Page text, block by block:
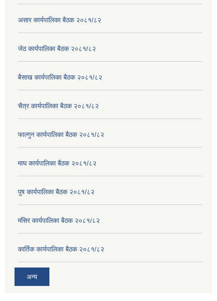
असार कार्यपालिका बैठक २०८१/८२
जेठ कार्यपालिका बैठक २०८१/८२
बैसाख कार्यपालिका बैठक २०८१/८२
चैत्र कार्यपालिका बैठक २०८१/८२
फाल्गुन कार्यपालिका बैठक २०८१/८२
माघ कार्यपालिका बैठक २०८१/८२
पुष कार्यपालिका बैठक २०८१/८२
मंसिर कार्यपालिका बैठक २०८१/८२
कार्तिक कार्यपालिका बैठक २०८१/८२
अन्य